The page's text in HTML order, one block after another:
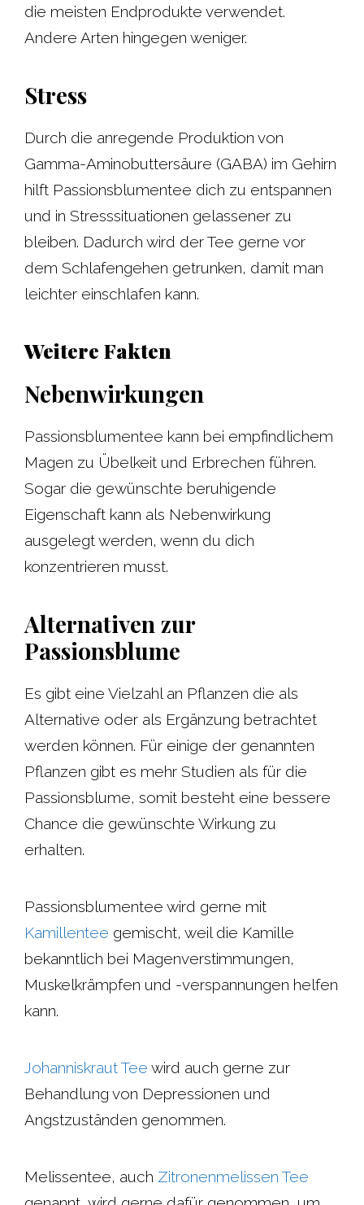
die meisten Endprodukte verwendet.
Andere Arten hingegen weniger.
Stress
Durch die anregende Produktion von
Gamma-Aminobuttersäure (GABA) im Gehirn
hilft Passionsblumentee dich zu entspannen
und in Stresssituationen gelassener zu
bleiben. Dadurch wird der Tee gerne vor
dem Schlafengehen getrunken, damit man
leichter einschlafen kann.
Weitere Fakten
Nebenwirkungen
Passionsblumentee kann bei empfindlichem
Magen zu Übelkeit und Erbrechen führen.
Sogar die gewünschte beruhigende
Eigenschaft kann als Nebenwirkung
ausgelegt werden, wenn du dich
konzentrieren musst.
Alternativen zur
Passionsblume
Es gibt eine Vielzahl an Pflanzen die als
Alternative oder als Ergänzung betrachtet
werden können. Für einige der genannten
Pflanzen gibt es mehr Studien als für die
Passionsblume, somit besteht eine bessere
Chance die gewünschte Wirkung zu
erhalten.
Passionsblumentee wird gerne mit
Kamillentee gemischt, weil die Kamille
bekanntlich bei Magenverstimmungen,
Muskelkrämpfen und -verspannungen helfen
kann.
Johanniskraut Tee wird auch gerne zur
Behandlung von Depressionen und
Angstzuständen genommen.
Melissentee, auch Zitronenmelissen Tee